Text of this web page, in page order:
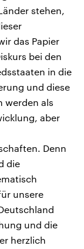
stehen,
das Papier
bei den
in die
und diese
werden als
aber
Denn
die
unsere
und die
herzlich